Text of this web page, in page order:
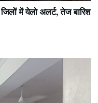
में येलो अलर्ट, तेज बारिश